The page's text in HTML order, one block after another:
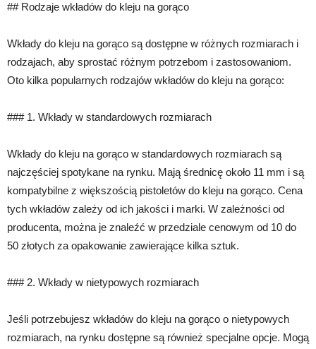
## Rodzaje wkładów do kleju na gorąco
Wkłady do kleju na gorąco są dostępne w różnych rozmiarach i
rodzajach, aby sprostać różnym potrzebom i zastosowaniom.
Oto kilka popularnych rodzajów wkładów do kleju na gorąco:
### 1. Wkłady w standardowych rozmiarach
Wkłady do kleju na gorąco w standardowych rozmiarach są
najczęściej spotykane na rynku. Mają średnicę około 11 mm i są
kompatybilne z większością pistoletów do kleju na gorąco. Cena
tych wkładów zależy od ich jakości i marki. W zależności od
producenta, można je znaleźć w przedziale cenowym od 10 do
50 złotych za opakowanie zawierające kilka sztuk.
### 2. Wkłady w nietypowych rozmiarach
Jeśli potrzebujesz wkładów do kleju na gorąco o nietypowych
rozmiarach, na rynku dostępne są również specjalne opcje. Mogą